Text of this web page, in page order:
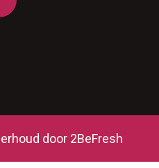
door 2BeFresh